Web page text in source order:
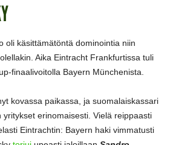
oli käsittämätöntä dominointia niin
Aika Eintracht Frankfurtissa tuli
finaalivoitolla Bayern Münchenista.
kovassa paikassa, ja suomalaiskassari
erinomaisesti. Vielä reippaasti
Eintrachtin: Bayern haki vimmatusti